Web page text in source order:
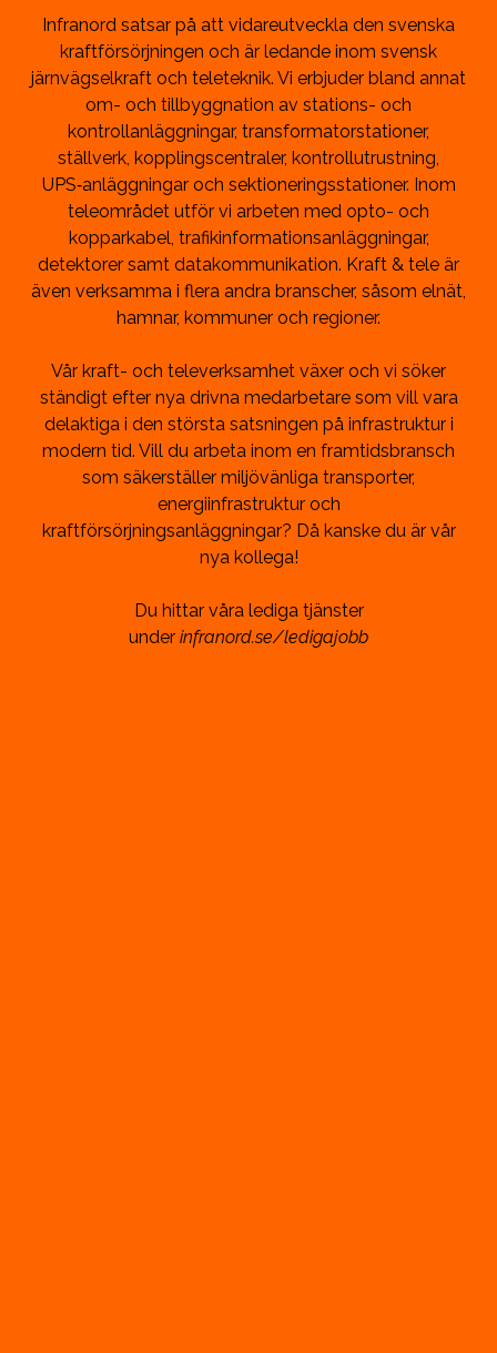
Infranord satsar på att vidareutveckla den svenska
kraftförsörjningen och är ledande inom svensk
järnvägselkraft och teleteknik. Vi erbjuder bland annat
om- och tillbyggnation av stations- och
kontrollanläggningar, transformatorstationer,
ställverk, kopplingscentraler, kontrollutrustning,
UPS‑anläggningar och sektioneringsstationer. Inom
teleområdet utför vi arbeten med opto- och
kopparkabel, trafikinformationsanläggningar,
detektorer samt datakommunikation. Kraft & tele är
även verksamma i flera andra branscher, såsom elnät,
hamnar, kommuner och regioner.
Vår kraft- och televerksamhet växer och vi söker
ständigt efter nya drivna medarbetare som vill vara
delaktiga i den största satsningen på infrastruktur i
modern tid. Vill du arbeta inom en framtidsbransch
som säkerställer miljövänliga transporter,
energiinfrastruktur och
kraftförsörjningsanläggningar? Då kanske du är vår
nya kollega!
Du hittar våra lediga tjänster
under infranord.se/ledigajobb